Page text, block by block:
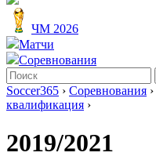
ЧМ 2026
Матчи
Соревнования
Soccer365 › Соревнования ›
квалификация ›
2019/2021